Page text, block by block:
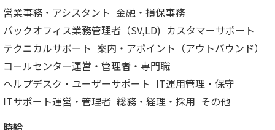
営業事務・アシスタント 金融・損保事務
バックオフィス業務管理者（SV,LD) カスタマーサポート
テクニカルサポート 案内・アポイント（アウトバウンド）
コールセンター運営・管理者・専門職
ヘルプデスク・ユーザーサポート IT運用管理・保守
ITサポート運営・管理者 総務・経理・採用 その他
時給